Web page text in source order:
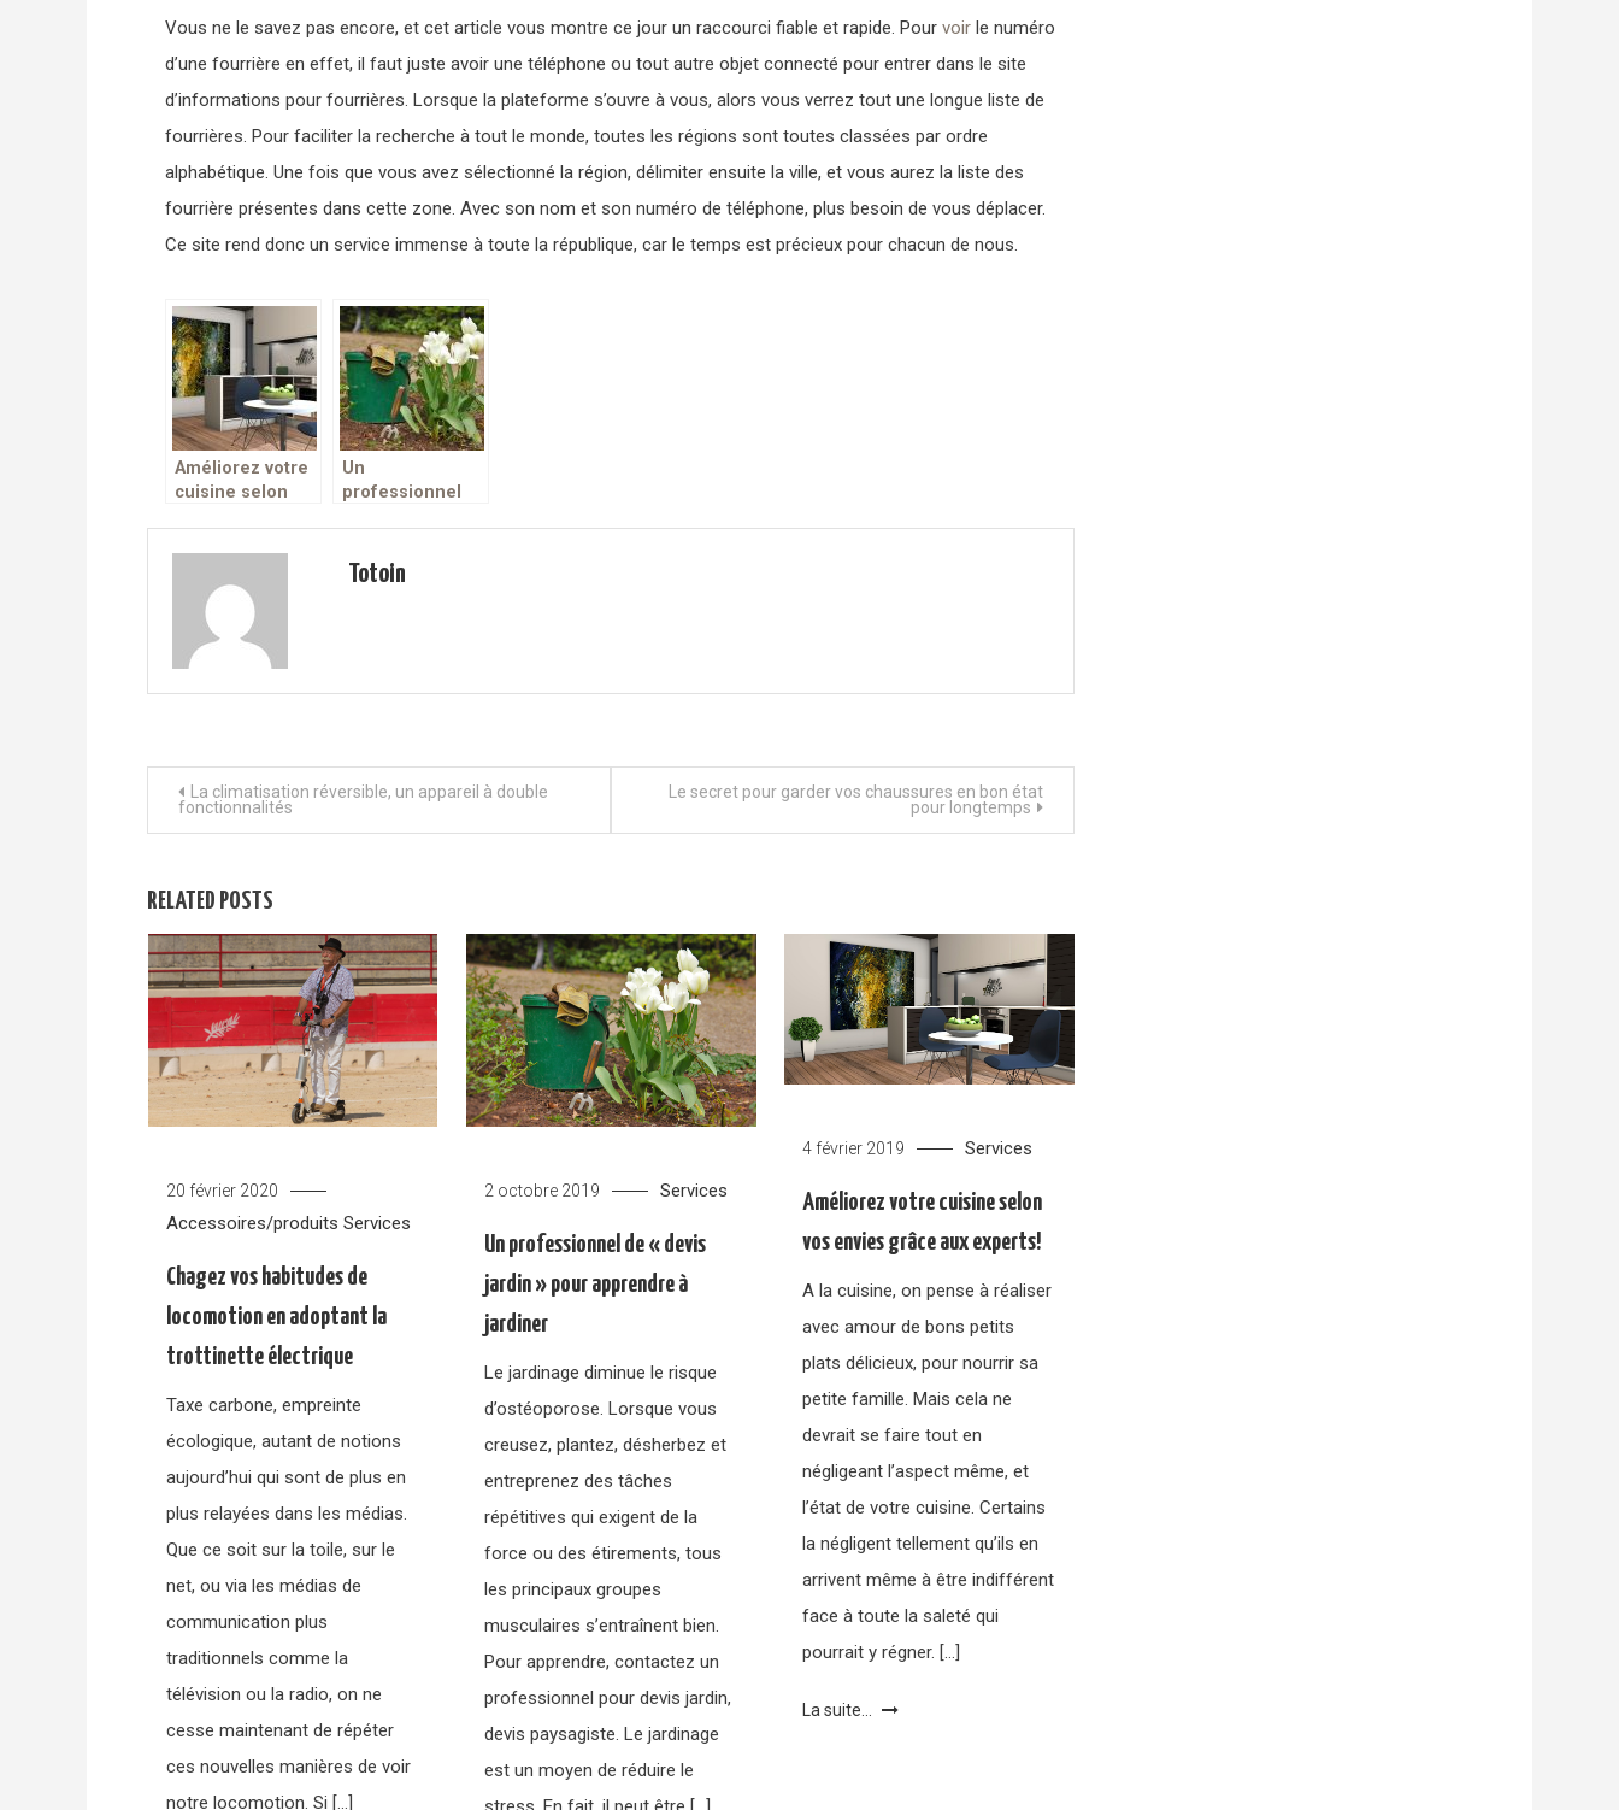
Vous ne le savez pas encore, et cet article vous montre ce jour un raccourci fiable et rapide. Pour voir le numéro
d’une fourrière en effet, il faut juste avoir une téléphone ou tout autre objet connecté pour entrer dans le site
d’informations pour fourrières. Lorsque la plateforme s’ouvre à vous, alors vous verrez tout une longue liste de
fourrières. Pour faciliter la recherche à tout le monde, toutes les régions sont toutes classées par ordre
alphabétique. Une fois que vous avez sélectionné la région, délimiter ensuite la ville, et vous aurez la liste des
fourrière présentes dans cette zone. Avec son nom et son numéro de téléphone, plus besoin de vous déplacer.
Ce site rend donc un service immense à toute la république, car le temps est précieux pour chacun de nous.
Améliorez votre
cuisine selon
Un
professionnel
apprendre à
jardiner
Totoin
Navigation de l’article
La climatisation réversible, un appareil à double
fonctionnalités
Le secret pour garder vos chaussures en bon état
pour longtemps
RELATED POSTS
20 février 2020
Accessoires/produits Services
Chagez vos habitudes de
locomotion en adoptant la
trottinette électrique
Taxe carbone, empreinte
écologique, autant de notions
aujourd’hui qui sont de plus en
plus relayées dans les médias.
Que ce soit sur la toile, sur le
net, ou via les médias de
communication plus
traditionnels comme la
télévision ou la radio, on ne
cesse maintenant de répéter
ces nouvelles manières de voir
notre locomotion. Si […]
2 octobre 2019 Services
Un professionnel de « devis
jardin » pour apprendre à
jardiner
Le jardinage diminue le risque
d’ostéoporose. Lorsque vous
creusez, plantez, désherbez et
entreprenez des tâches
répétitives qui exigent de la
force ou des étirements, tous
les principaux groupes
musculaires s’entraînent bien.
Pour apprendre, contactez un
professionnel pour devis jardin,
devis paysagiste. Le jardinage
est un moyen de réduire le
4 février 2019 Services
Améliorez votre cuisine selon
vos envies grâce aux experts!
A la cuisine, on pense à réaliser
avec amour de bons petits
plats délicieux, pour nourrir sa
petite famille. Mais cela ne
devrait se faire tout en
négligeant l’aspect même, et
l’état de votre cuisine. Certains
la négligent tellement qu’ils en
arrivent même à être indifférent
face à toute la saleté qui
pourrait y régner. […]
La suite...